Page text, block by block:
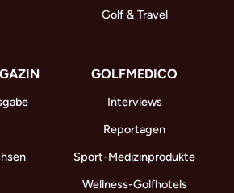
Golf & Travel
GOLFMEDICO
Interviews
Reportagen
Sport-Medizinprodukte
Wellness-Golfhotels